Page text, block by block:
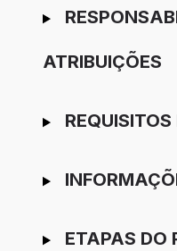
ATRIBUIÇÕES
ETAPAS DO